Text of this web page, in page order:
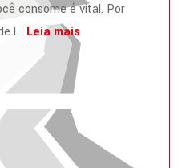
consome é vital. Por
l... Leia mais